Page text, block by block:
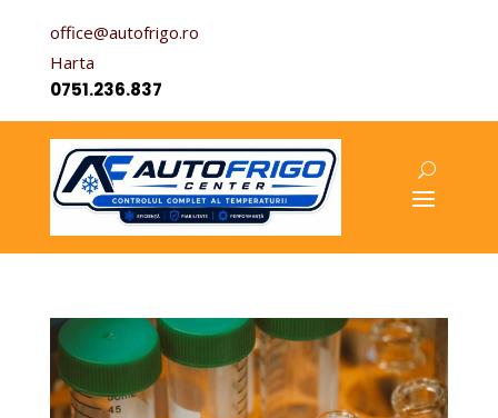
office@autofrigo.ro
Harta
0751.236.837